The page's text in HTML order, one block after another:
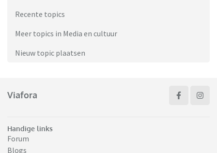
Recente topics
Meer topics in Media en cultuur
Nieuw topic plaatsen
Viafora
Handige links
Forum
Blogs